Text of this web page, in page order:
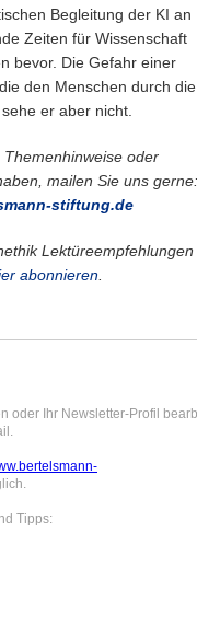
Begleitung der KI an
Zeiten für Wissenschaft
bevor. Die Gefahr einer
den Menschen durch die
er aber nicht.
oder
mailen Sie uns gerne:
stiftung.de
Lektüreempfehlungen
abonnieren
oder Ihr Newsletter-Profil
Tipps: